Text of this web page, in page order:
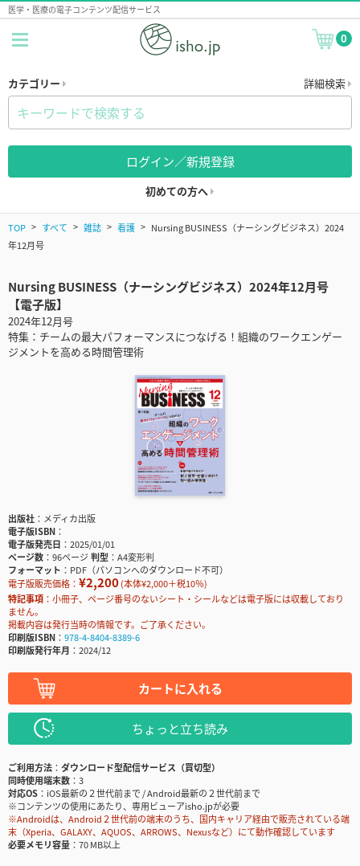
医学・医療の電子コンテンツ配信サービス
0
カテゴリー 詳細検索
ログイン／新規登録
初めての方へ
TOP すべて 雑誌 看護
Nursing BUSINESS（ナーシングビジネス）2024
年12月号
Nursing BUSINESS（ナーシングビジネス）2024年12月号
【電子版】
2024年12月号
特集：チームの最大パフォーマンスにつなげる！組織のワークエンゲー
ジメントを高める時間管理術
出版社
メディカ出版
電子版ISBN
電子版発売日
2025/01/01
ページ数
96ページ判型
A4変形判
フォーマット
PDF（パソコンへのダウンロード不可）
電子版販売価格： ¥2,200(本体¥2,000＋税10％)
特記事項
小冊子、ページ番号のないシート・シールなどは電子版には収載しており
ません。
掲載内容は発行当時の情報です。ご了承ください。
印刷版ISBN
978-4-8404-8389-6
印刷版発行年月
2024/12
カートに入れる
ちょっと立ち読み
ご利用方法
ダウンロード型配信サービス（買切型）
同時使用端末数
3
対応OS
iOS最新の２世代前まで / Android最新の２世代前まで
※コンテンツの使用にあたり、専用ビューアisho.jpが必要
※Androidは、Android２世代前の端末のうち、国内キャリア経由で販売されている端
末（Xperia、GALAXY、AQUOS、ARROWS、Nexusなど）にて動作確認しています
必要メモリ容量
70 MB以上